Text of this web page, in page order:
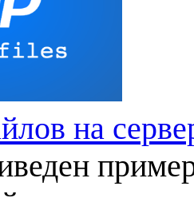
на